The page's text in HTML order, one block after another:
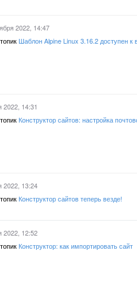
2022, 14:47
Шаблон Alpine Linux 3.16.2 доступен к
2022, 14:31
Конструктор сайтов: настройка
2022, 13:24
Конструктор сайтов теперь везде!
2022, 12:52
Конструктор: как импортировать сайт